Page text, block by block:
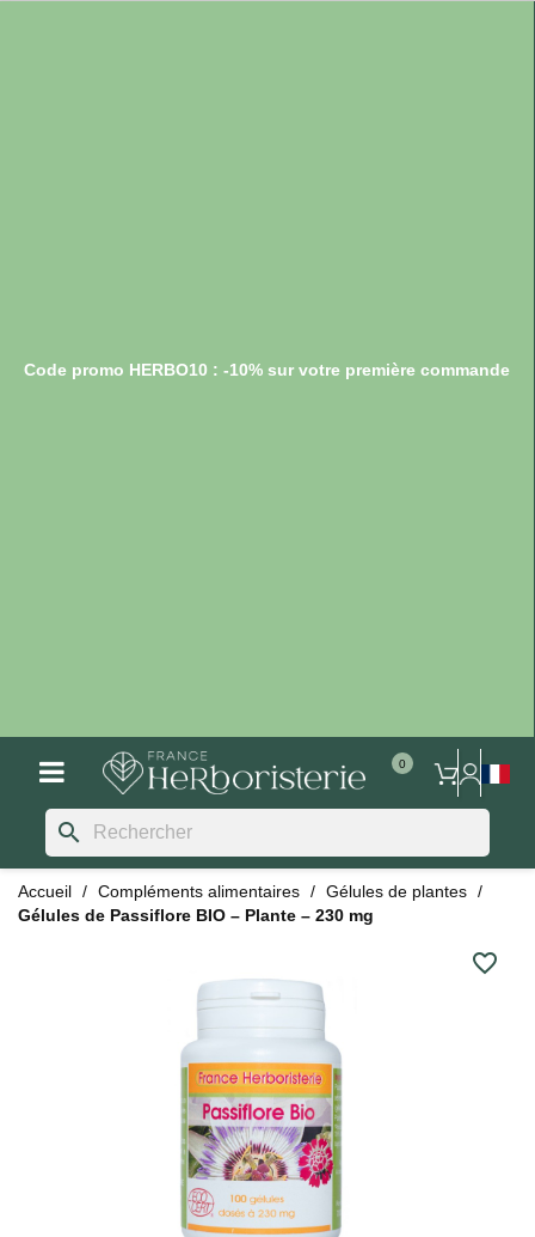
Code promo HERBO10 : -10% sur votre première commande
search
Accueil Compléments alimentaires
Gélules de plantes
Gélules de Passiflore BIO – Plante – 230 mg
favorite_border